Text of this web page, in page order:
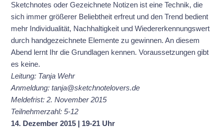
Sketchnotes oder Gezeichnete Notizen ist eine Technik, die
sich immer größerer Beliebtheit erfreut und den Trend bedient
mehr Individualität, Nachhaltigkeit und Wiedererkennungswert
durch handgezeichnete Elemente zu gewinnen. An diesem
Abend lernt Ihr die Grundlagen kennen. Voraussetzungen gibt
es keine.
Leitung: Tanja Wehr
Anmeldung: tanja@sketchnotelovers.de
Meldefrist: 2. November 2015
Teilnehmerzahl: 5-12
14. Dezember 2015 | 19-21 Uhr